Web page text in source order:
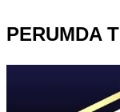
PERUMDA